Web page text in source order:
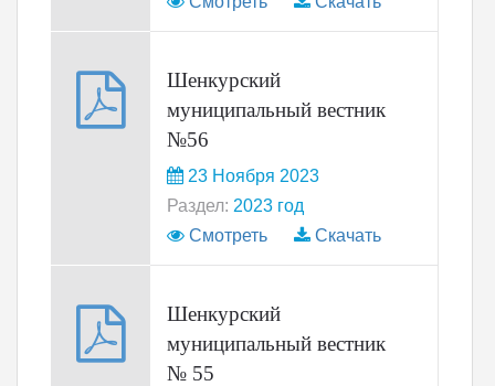
Шенкурский
муниципальный вестник
№56
23 Ноября 2023
Раздел: 2023 год
Смотреть
Скачать
Шенкурский
муниципальный вестник
№ 55